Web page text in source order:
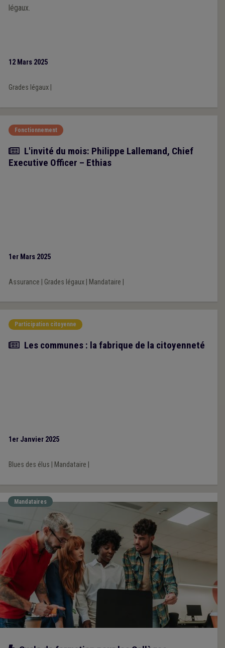
légaux.
12 Mars 2025
Grades légaux|
Fonctionnement
Article
L'invité du mois: Philippe Lallemand, Chief
Executive Officer – Ethias
1er Mars 2025
Assurance Grades légaux| Mandataire
Participation citoyenne
Article
Les communes : la fabrique de la citoyenneté
1er Janvier 2025
Blues des élus Mandataire
Mandataires